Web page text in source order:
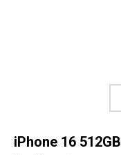
iPhone 16 512GB